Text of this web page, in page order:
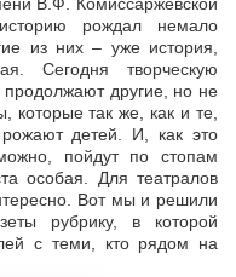
В.Ф. Комиссаржевской
рождал немало
из них – уже история,
Сегодня творческую
продолжают другие, но не
которые так же, как и те,
детей. И, как это
пойдут по стопам
особая. Для театралов
Вот мы и решили
рубрику, в которой
с теми, кто рядом на